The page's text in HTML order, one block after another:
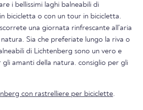
i bellissimi laghi balneabili di
bicicletta o con un tour in bicicletta.
una giornata rinfrescante all'aria
Sia che preferiate lungo la riva o
di Lichtenberg sono un vero e
amanti della natura. consiglio per gli
con rastrelliere per biciclette.